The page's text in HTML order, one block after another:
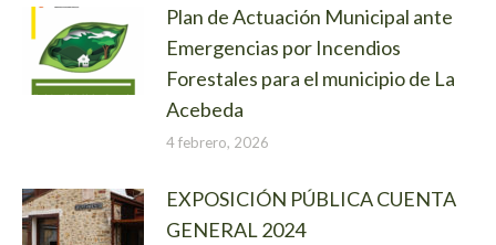
Plan de Actuación Municipal ante
Emergencias por Incendios
Forestales para el municipio de La
Acebeda
4 febrero, 2026
EXPOSICIÓN PÚBLICA CUENTA
GENERAL 2024